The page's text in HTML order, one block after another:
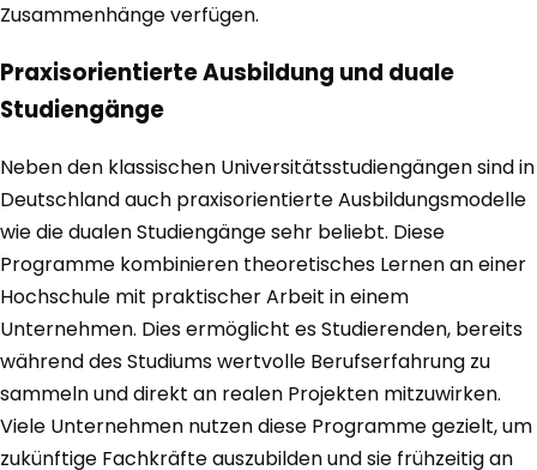
Zusammenhänge verfügen.
Praxisorientierte Ausbildung und duale
Studiengänge
Neben den klassischen Universitätsstudiengängen sind in
Deutschland auch praxisorientierte Ausbildungsmodelle
wie die dualen Studiengänge sehr beliebt. Diese
Programme kombinieren theoretisches Lernen an einer
Hochschule mit praktischer Arbeit in einem
Unternehmen. Dies ermöglicht es Studierenden, bereits
während des Studiums wertvolle Berufserfahrung zu
sammeln und direkt an realen Projekten mitzuwirken.
Viele Unternehmen nutzen diese Programme gezielt, um
zukünftige Fachkräfte auszubilden und sie frühzeitig an